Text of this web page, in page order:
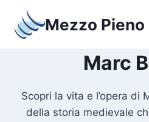
contenuto
Mezzo Pieno
Marc
Scopri la vita e l’opera di
della storia medievale